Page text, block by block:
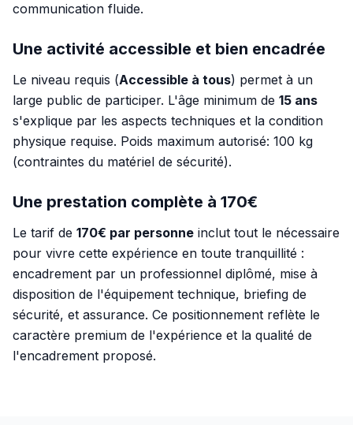
communication fluide.
Une activité accessible et bien encadrée
Le niveau requis (Accessible à tous) permet à un
large public de participer. L'âge minimum de 15 ans
s'explique par les aspects techniques et la condition
physique requise. Poids maximum autorisé: 100 kg
(contraintes du matériel de sécurité).
Une prestation complète à 170€
Le tarif de 170€ par personne inclut tout le nécessaire
pour vivre cette expérience en toute tranquillité :
encadrement par un professionnel diplômé, mise à
disposition de l'équipement technique, briefing de
sécurité, et assurance. Ce positionnement reflète le
caractère premium de l'expérience et la qualité de
l'encadrement proposé.